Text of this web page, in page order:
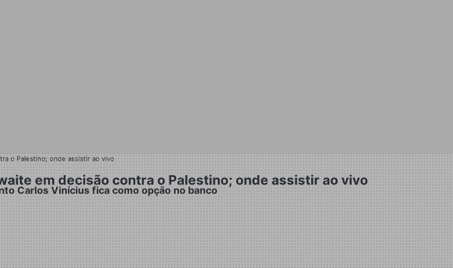
o Palestino; onde assistir ao vivo
em decisão contra o Palestino; onde assistir ao vivo
Carlos Vinícius fica como opção no banco